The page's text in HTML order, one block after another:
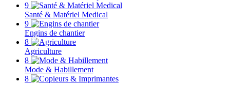
9
Santé & Matériel Medical
9
Engins de chantier
8
Agriculture
8
Mode & Habillement
8